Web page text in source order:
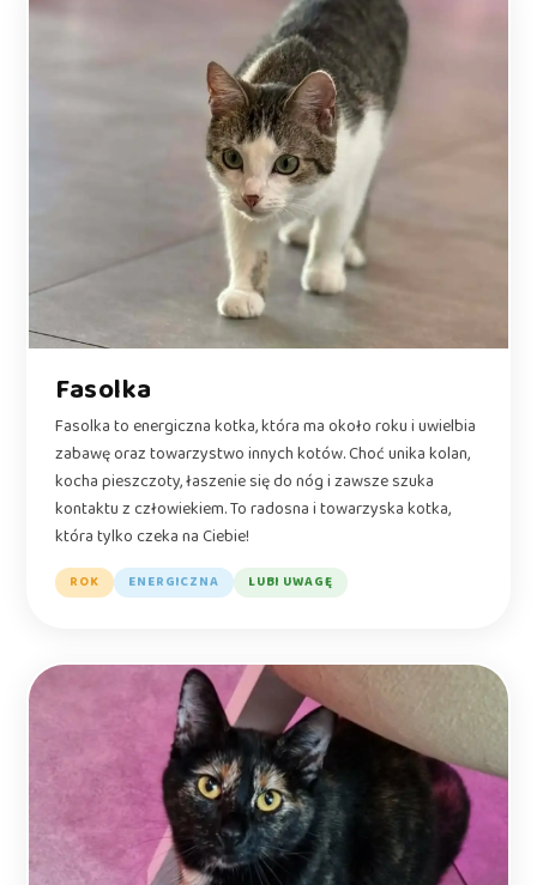
Fasolka
Fasolka to energiczna kotka, która ma około roku i uwielbia
zabawę oraz towarzystwo innych kotów. Choć unika kolan,
kocha pieszczoty, łaszenie się do nóg i zawsze szuka
kontaktu z człowiekiem. To radosna i towarzyska kotka,
która tylko czeka na Ciebie!
ROK ENERGICZNA LUBI UWAGĘ